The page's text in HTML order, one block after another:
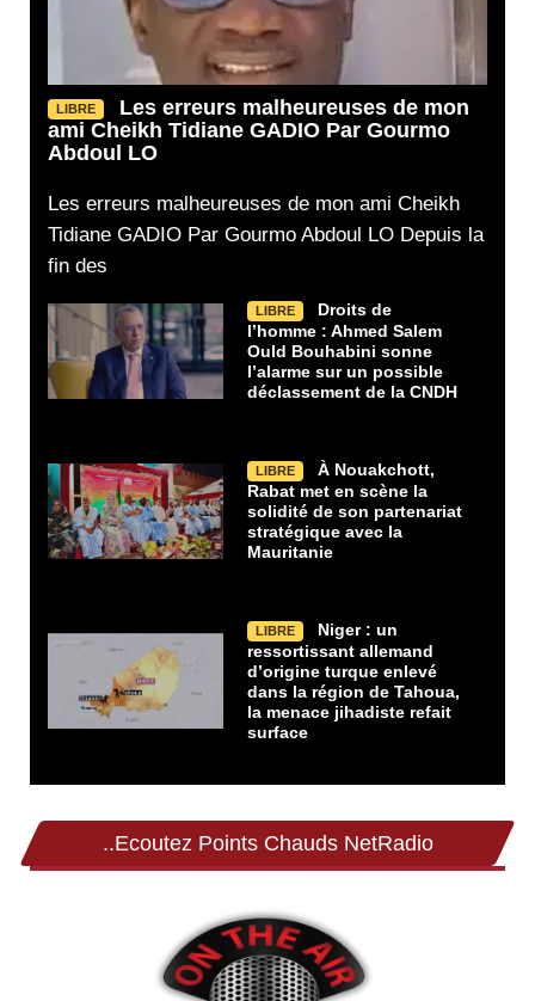
LIBRE
Les erreurs malheureuses de mon
ami Cheikh Tidiane GADIO Par Gourmo
Abdoul LO
Les erreurs malheureuses de mon ami Cheikh
Tidiane GADIO Par Gourmo Abdoul LO Depuis la
fin des
LIBRE
Droits de
l’homme : Ahmed Salem
Ould Bouhabini sonne
l’alarme sur un possible
déclassement de la CNDH
LIBRE
À Nouakchott,
Rabat met en scène la
solidité de son partenariat
stratégique avec la
Mauritanie
LIBRE
Niger : un
ressortissant allemand
d’origine turque enlevé
dans la région de Tahoua,
la menace jihadiste refait
surface
..Ecoutez Points Chauds NetRadio